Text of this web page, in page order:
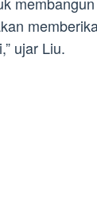
ujar Liu.